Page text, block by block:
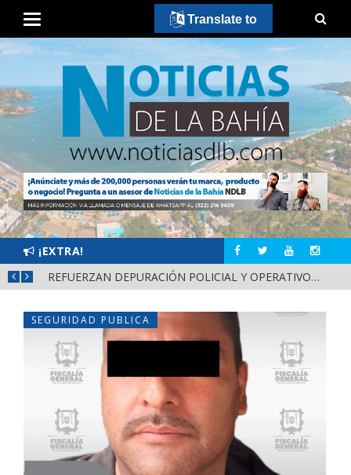
¡EXTRA!
REFUERZAN DEPURACIÓN POLICIAL Y OPERATIVOS EN FRONTERAS DE NAYARIT
SEGURIDAD PUBLICA
Translate to